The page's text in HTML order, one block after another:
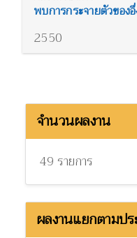
พบการกระจายตัวของ
2550
จำนวนผลงาน
49 รายการ
ผลงานแยกตามป